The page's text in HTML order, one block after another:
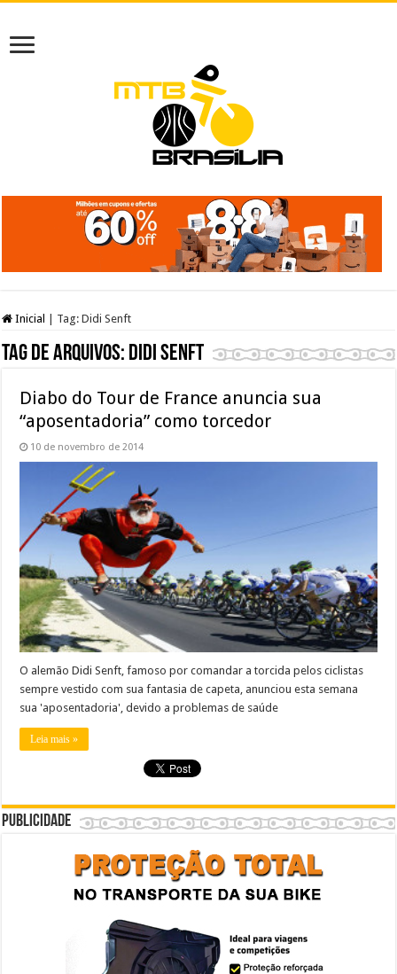
Inicial Tag:Didi Senft
Tag de arquivos: Didi Senft
Diabo do Tour de France anuncia sua
“aposentadoria” como torcedor
10 de novembro de 2014
O alemão Didi Senft, famoso por comandar a torcida pelos ciclistas
sempre vestido com sua fantasia de capeta, anunciou esta semana
sua 'aposentadoria', devido a problemas de saúde
Leia mais »
Publicidade